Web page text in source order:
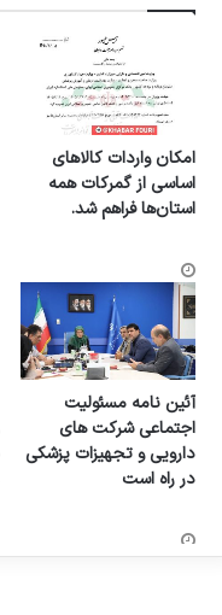
امکان واردات کالاهای
اساسی از گمرکات همه
استان‌ها فراهم شد.
آئین نامه مسئولیت
اجتماعی شرکت های
دارویی و تجهیزات پزشکی
در راه است